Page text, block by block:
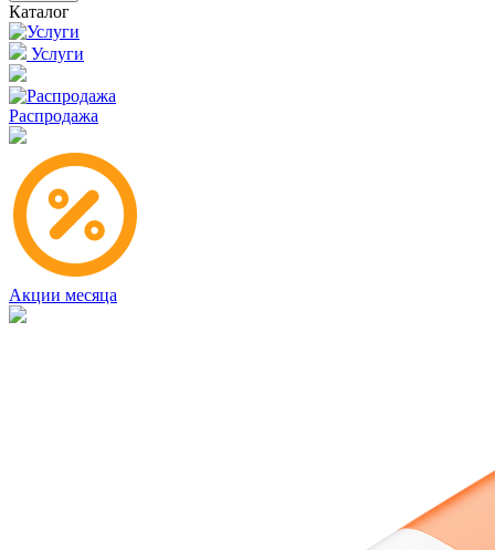
Каталог
Услуги
Распродажа
Акции месяца